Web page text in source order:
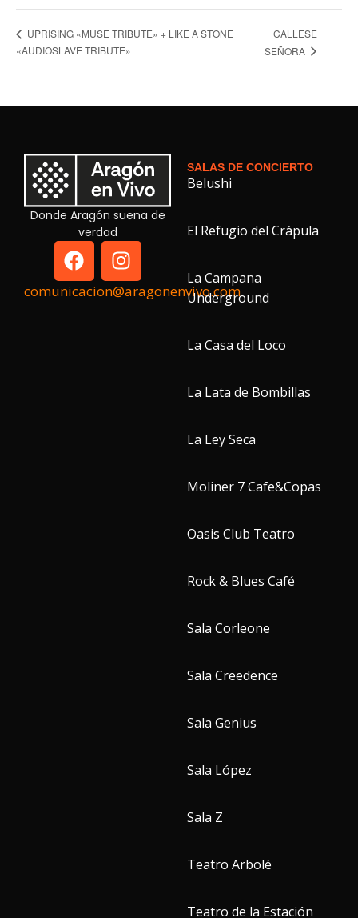
UPRISING «MUSE TRIBUTE» + LIKE A STONE
«AUDIOSLAVE TRIBUTE»
CALLESE
SEÑORA
Donde Aragón suena de
verdad
comunicacion@aragonenvivo.com
SALAS DE CONCIERTO
Belushi
El Refugio del Crápula
La Campana
Underground
La Casa del Loco
La Lata de Bombillas
La Ley Seca
Moliner 7 Cafe&Copas
Oasis Club Teatro
Rock & Blues Café
Sala Corleone
Sala Creedence
Sala Genius
Sala López
Sala Z
Teatro Arbolé
Teatro de la Estación